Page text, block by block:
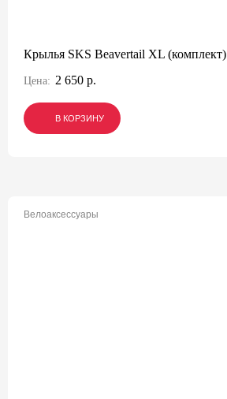
Крылья SKS Beavertail XL (комплект)
Цена: 2 650 р.
В КОРЗИНУ
В КОРЗИНУ
В КОРЗИНУ
Велоаксессуары